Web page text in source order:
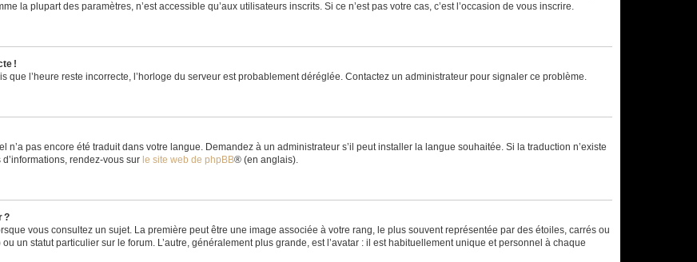
la plupart des paramètres, n’est accessible qu’aux utilisateurs inscrits. Si ce n’est pas votre cas, c’est l’occasion de vous inscrire.
!
que l’heure reste incorrecte, l’horloge du serveur est probablement déréglée. Contactez un administrateur pour signaler ce problème.
n’a pas encore été traduit dans votre langue. Demandez à un administrateur s’il peut installer la langue souhaitée. Si la traduction n’existe
rendez-vous sur le site web de phpBB® (en anglais).
?
vous consultez un sujet. La première peut être une image associée à votre rang, le plus souvent représentée par des étoiles, carrés ou
un statut particulier sur le forum. L’autre, généralement plus grande, est l’avatar : il est habituellement unique et personnel à chaque